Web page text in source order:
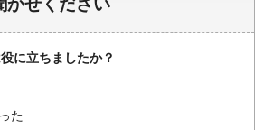
かせください
に立ちましたか？
た